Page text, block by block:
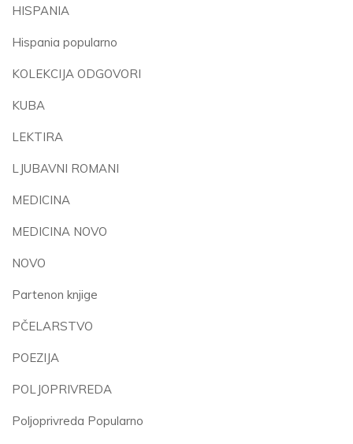
HISPANIA
Hispania popularno
KOLEKCIJA ODGOVORI
KUBA
LEKTIRA
LJUBAVNI ROMANI
MEDICINA
MEDICINA NOVO
NOVO
Partenon knjige
PČELARSTVO
POEZIJA
POLJOPRIVREDA
Poljoprivreda Popularno